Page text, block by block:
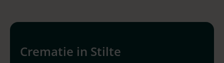
Crematie in Stilte